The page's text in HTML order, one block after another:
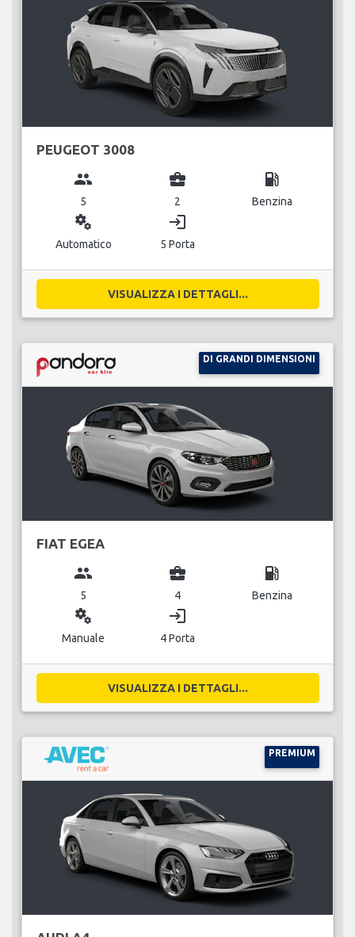
PEUGEOT 3008
group
5
business_center
2
local_gas_station
Benzina
miscellaneous_services
Automatico
login
5 Porta
VISUALIZZA I DETTAGLI...
DI GRANDI DIMENSIONI
FIAT EGEA
group
5
business_center
4
local_gas_station
Benzina
miscellaneous_services
Manuale
login
4 Porta
VISUALIZZA I DETTAGLI...
PREMIUM